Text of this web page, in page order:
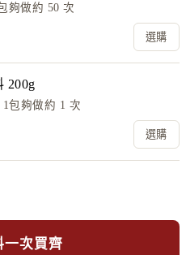
做約 50 次
選購
200g
夠做約 1 次
選購
一次買齊